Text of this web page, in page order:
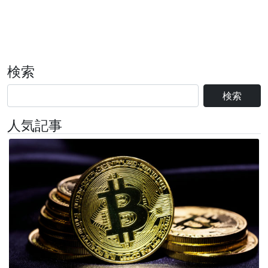
検索
検索
人気記事